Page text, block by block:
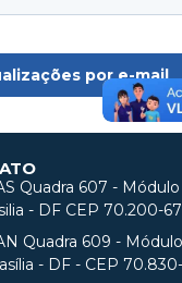
Quadra 607 -
- DF CEP 70.200-
Quadra 609 -
- DF - CEP